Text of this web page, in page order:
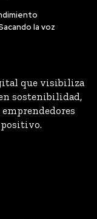
la voz
que visibiliza
sostenibilidad,
emprendedores